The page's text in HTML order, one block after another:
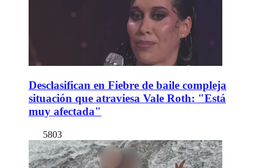
Desclasifican en Fiebre de baile compleja
situación que atraviesa Vale Roth: "Está
muy afectada"
5803